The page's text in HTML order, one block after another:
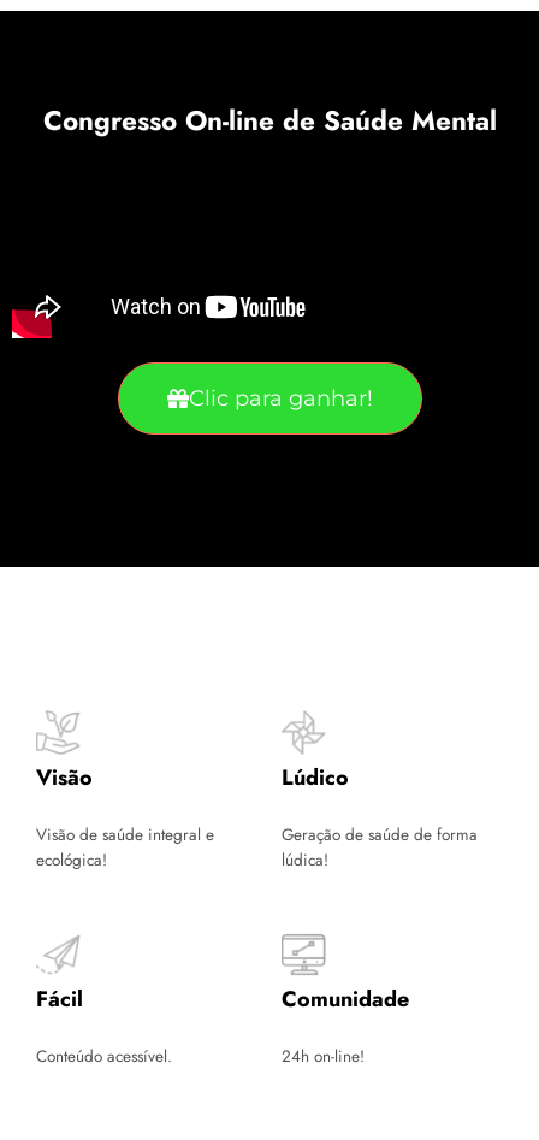
Congresso On-line de Saúde Mental
Clic para ganhar!
Visão
Visão de saúde integral e
ecológica!
Lúdico
Geração de saúde de forma
lúdica!
Fácil
Conteúdo acessível.
Comunidade
24h on-line!